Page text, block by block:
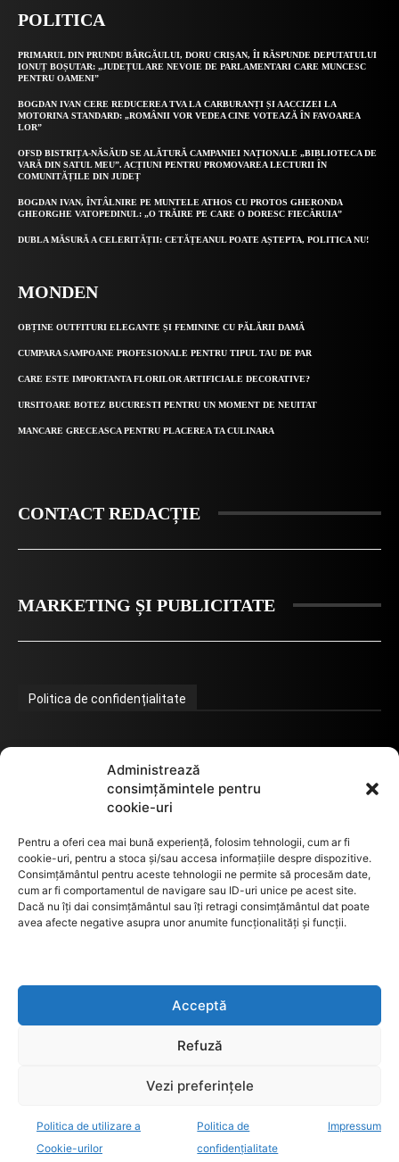
Administrează
consimțămintele pentru
cookie-uri
Pentru a oferi cea mai bună experiență, folosim tehnologii, cum ar fi
cookie-uri, pentru a stoca și/sau accesa informațiile despre dispozitive.
Consimțământul pentru aceste tehnologii ne permite să procesăm date,
cum ar fi comportamentul de navigare sau ID-uri unice pe acest site.
Dacă nu îți dai consimțământul sau îți retragi consimțământul dat poate
avea afecte negative asupra unor anumite funcționalități și funcții.
Acceptă
Refuză
Vezi preferințele
Politica de utilizare a
Cookie-urilor
Politica de
confidențialitate
Impressum
POLITICA
PRIMARUL DIN PRUNDU BÂRGĂULUI, DORU CRIȘAN, ÎI RĂSPUNDE DEPUTATULUI
IONUȚ BOȘUTAR: „JUDEȚUL ARE NEVOIE DE PARLAMENTARI CARE MUNCESC
PENTRU OAMENI”
BOGDAN IVAN CERE REDUCEREA TVA LA CARBURANȚI ȘI AACCIZEI LA
MOTORINA STANDARD: „ROMÂNII VOR VEDEA CINE VOTEAZĂ ÎN FAVOAREA
LOR”
OFSD BISTRIȚA-NĂSĂUD SE ALĂTURĂ CAMPANIEI NAȚIONALE „BIBLIOTECA DE
VARĂ DIN SATUL MEU”. ACȚIUNI PENTRU PROMOVAREA LECTURII ÎN
COMUNITĂȚILE DIN JUDEȚ
BOGDAN IVAN, ÎNTÂLNIRE PE MUNTELE ATHOS CU PROTOS GHERONDA
GHEORGHE VATOPEDINUL: „O TRĂIRE PE CARE O DORESC FIECĂRUIA”
DUBLA MĂSURĂ A CELERITĂȚII: CETĂȚEANUL POATE AȘTEPTA, POLITICA NU!
MONDEN
OBȚINE OUTFITURI ELEGANTE ȘI FEMININE CU PĂLĂRII DAMĂ
CUMPARA SAMPOANE PROFESIONALE PENTRU TIPUL TAU DE PAR
CARE ESTE IMPORTANTA FLORILOR ARTIFICIALE DECORATIVE?
URSITOARE BOTEZ BUCURESTI PENTRU UN MOMENT DE NEUITAT
MANCARE GRECEASCA PENTRU PLACEREA TA CULINARA
CONTACT REDACȚIE
MARKETING ȘI PUBLICITATE
Politica de confidențialitate
Termeni de utilizare
GDPR
Anunturi de licitații
decisiv.ro - anchete, investigatii, evenimente, opinii